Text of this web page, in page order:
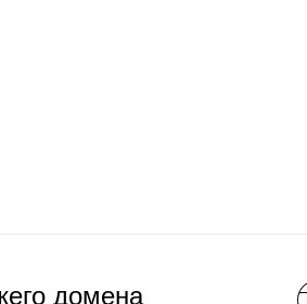
домена